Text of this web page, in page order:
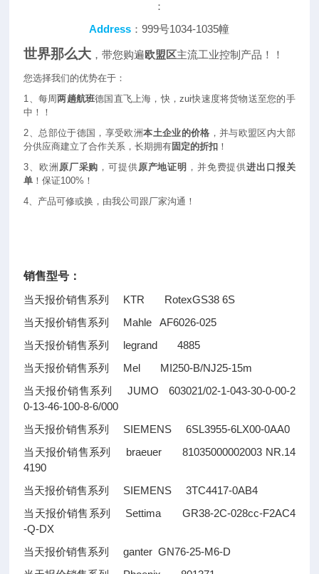
：
Address ：999号1034-1035幢
世界那么大 ，带您购遍欧盟区主流工业控制产品！！
您选择我们的优势在于：
1、每周两趟航班德国直飞上海，快，zui快速度将货物送至您的手
中！！
2、总部位于德国，享受欧洲本土企业的价格 ，并与欧盟区内大部
分供应商建立了合作关系，长期拥有固定的折扣 ！
3、欧洲 原厂采购 ，可提供原产地证明 ，并免费提供进出口报关
单 ！保证100%！
4、产品可修或换，由我公司跟厂家沟通！
销售型号：
当天报价销售系列 KTR RotexGS38 6S
当天报价销售系列 Mahle AF6026-025
当天报价销售系列 legrand 4885
当天报价销售系列 Mel MI250-B/NJ25-15m
当天报价销售系列 JUMO 603021/02-1-043-30-0-00-2
0-13-46-100-8-6/000
当天报价销售系列 SIEMENS 6SL3955-6LX00-0AA0
当天报价销售系列 braeuer 81035000002003 NR.14
4190
当天报价销售系列 SIEMENS 3TC4417-0AB4
当天报价销售系列 Settima GR38-2C-028cc-F2AC4
-Q-DX
当天报价销售系列 ganter GN76-25-M6-D